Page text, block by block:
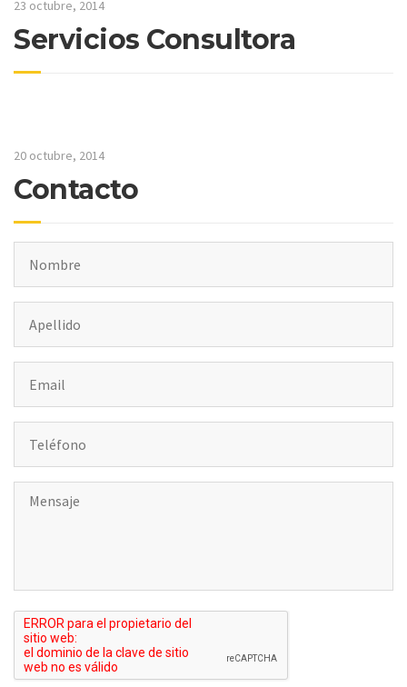
23 octubre, 2014
Servicios Consultora
20 octubre, 2014
Contacto